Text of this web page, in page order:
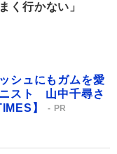
く行かない」
シュにもガムを愛
スト 山中千尋さ
】
PR